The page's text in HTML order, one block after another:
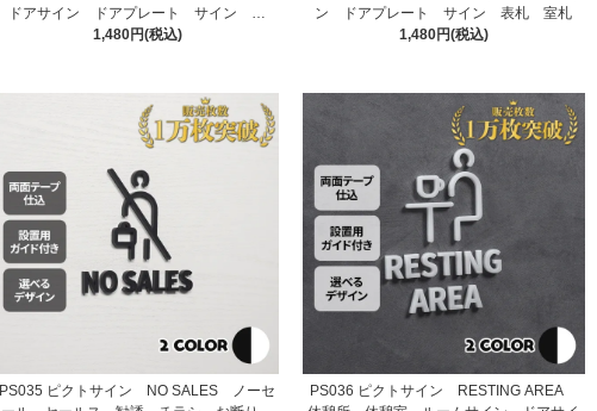
ドアサイン ドアプレート サイン 表
札 室札
1,480円(税込)
ン ドアプレート サイン 表札 室札
1,480円(税込)
PS035 ピクトサイン NO SALES ノーセ
PS036 ピクトサイン RESTING AREA